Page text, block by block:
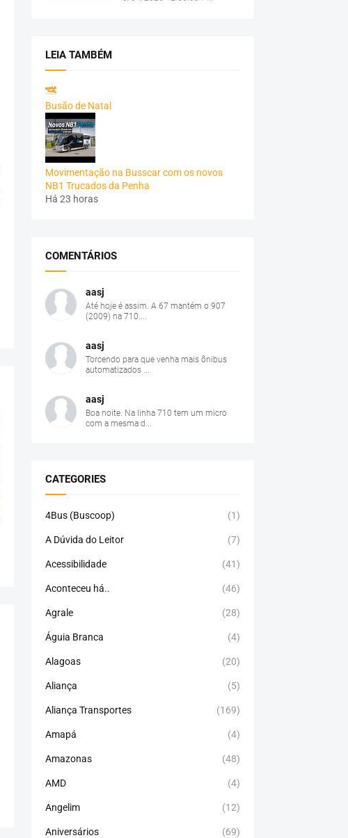
LEIA TAMBÉM
Busão de Natal
Movimentação na Busscar com os novos
NB1 Trucados da Penha
Há 23 horas
COMENTÁRIOS
aasj
Até hoje é assim. A 67 mantém o 907
(2009) na 710....
aasj
Torcendo para que venha mais ônibus
automatizados ...
aasj
Boa noite. Na linha 710 tem um micro
com a mesma d...
CATEGORIES
4Bus (Buscoop) (1)
A Dúvida do Leitor (7)
Acessibilidade (41)
Aconteceu há.. (46)
Agrale (28)
Águia Branca (4)
Alagoas (20)
Aliança (5)
Aliança Transportes (169)
Amapá (4)
Amazonas (48)
AMD (4)
Angelim (12)
Aniversários (69)